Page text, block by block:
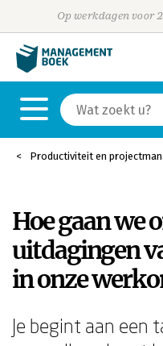
Op werkdagen voor
Productiviteit en
Hoe gaan we
uitdagingen
in onze
Je begint aan een